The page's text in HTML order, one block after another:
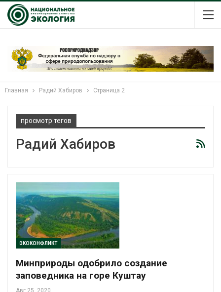
Главная Радий Хабиров Страница 2
просмотр тегов
Радий Хабиров
ЭКОКОНФЛИКТ
Минприроды одобрило создание
заповедника на горе Куштау